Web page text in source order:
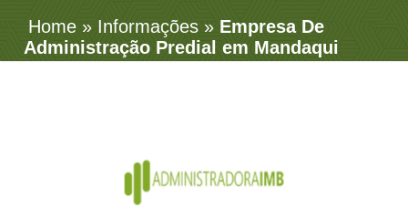
Home » Informações » Empresa De
Administração Predial em Mandaqui